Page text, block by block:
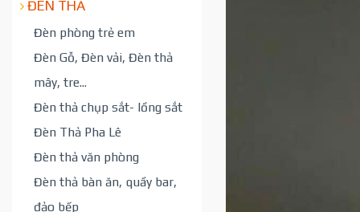
ĐÈN THẢ
Đèn phòng trẻ em
Đèn Gỗ, Đèn vải, Đèn thả
mây, tre...
Đèn thả chụp sắt- lồng sắt
Đèn Thả Pha Lê
Đèn thả văn phòng
Đèn thả bàn ăn, quầy bar,
đảo bếp